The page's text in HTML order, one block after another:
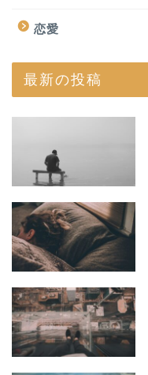
恋愛
最新の投稿